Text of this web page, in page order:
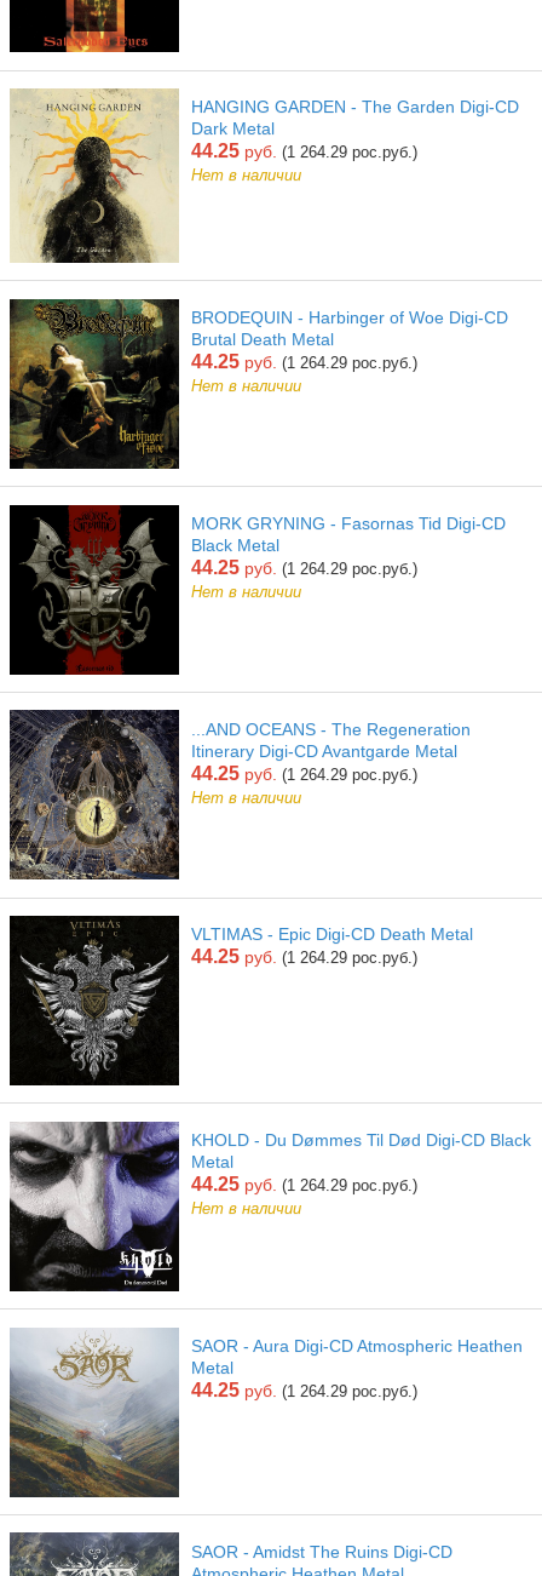
HANGING GARDEN - The Garden Digi-CD
Dark Metal
44.25 руб. (1 264.29 рос.руб.)
Нет в наличии
BRODEQUIN - Harbinger of Woe Digi-CD
Brutal Death Metal
44.25 руб. (1 264.29 рос.руб.)
Нет в наличии
MORK GRYNING - Fasornas Tid Digi-CD
Black Metal
44.25 руб. (1 264.29 рос.руб.)
Нет в наличии
...AND OCEANS - The Regeneration
Itinerary Digi-CD Avantgarde Metal
44.25 руб. (1 264.29 рос.руб.)
Нет в наличии
VLTIMAS - Epic Digi-CD Death Metal
44.25 руб. (1 264.29 рос.руб.)
KHOLD - Du D​ø​mmes Til D​ø​d Digi-CD Black
Metal
44.25 руб. (1 264.29 рос.руб.)
Нет в наличии
SAOR - Aura Digi-CD Atmospheric Heathen
Metal
44.25 руб. (1 264.29 рос.руб.)
SAOR - Amidst The Ruins Digi-CD